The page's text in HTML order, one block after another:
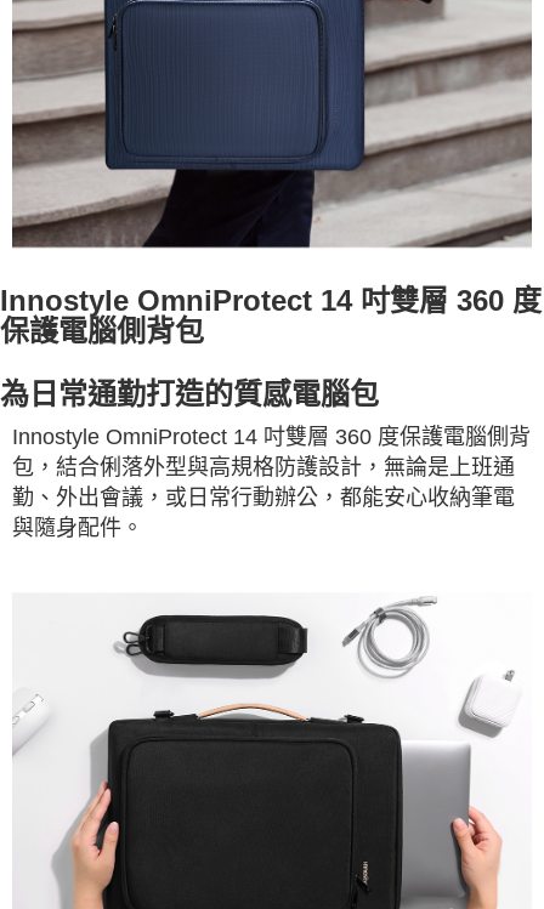
Innostyle OmniProtect 14 吋雙層 360 度
保護電腦側背包
為日常通勤打造的質感電腦包
Innostyle OmniProtect 14 吋雙層 360 度保護電腦側背
包，結合俐落外型與高規格防護設計，無論是上班通
勤、外出會議，或日常行動辦公，都能安心收納筆電
與隨身配件。